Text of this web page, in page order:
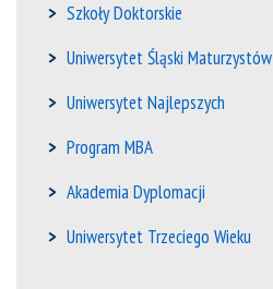
Szkoły Doktorskie
Uniwersytet Śląski Maturzystów
Uniwersytet Najlepszych
Program MBA
Akademia Dyplomacji
Uniwersytet Trzeciego Wieku